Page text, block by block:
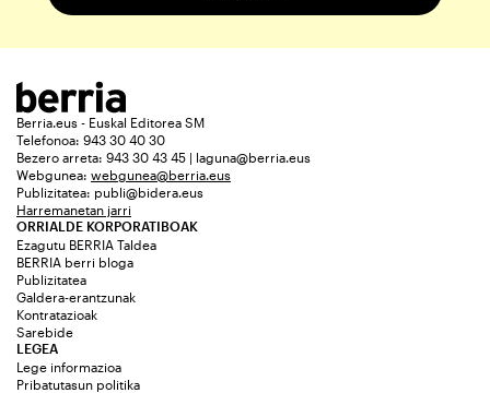
Berria.eus - Euskal Editorea SM
Telefonoa: 943 30 40 30
Bezero arreta: 943 30 43 45 | laguna@berria.eus
Webgunea: webgunea@berria.eus
Publizitatea: publi@bidera.eus
Harremanetan jarri
ORRIALDE KORPORATIBOAK
Ezagutu BERRIA Taldea
BERRIA berri bloga
Publizitatea
Galdera-erantzunak
Kontratazioak
Sarebide
LEGEA
Lege informazioa
Pribatutasun politika